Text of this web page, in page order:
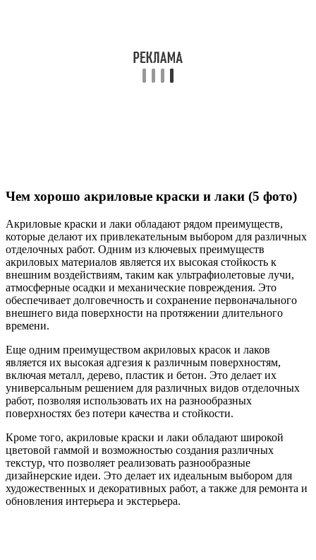
Чем хорошо акриловые краски и лаки (5 фото)
Акриловые краски и лаки обладают рядом преимуществ,
которые делают их привлекательным выбором для различных
отделочных работ. Одним из ключевых преимуществ
акриловых материалов является их высокая стойкость к
внешним воздействиям, таким как ультрафиолетовые лучи,
атмосферные осадки и механические повреждения. Это
обеспечивает долговечность и сохранение первоначального
внешнего вида поверхности на протяжении длительного
времени.
Еще одним преимуществом акриловых красок и лаков
является их высокая адгезия к различным поверхностям,
включая металл, дерево, пластик и бетон. Это делает их
универсальным решением для различных видов отделочных
работ, позволяя использовать их на разнообразных
поверхностях без потери качества и стойкости.
Кроме того, акриловые краски и лаки обладают широкой
цветовой гаммой и возможностью создания различных
текстур, что позволяет реализовать разнообразные
дизайнерские идеи. Это делает их идеальным выбором для
художественных и декоративных работ, а также для ремонта и
обновления интерьера и экстерьера.